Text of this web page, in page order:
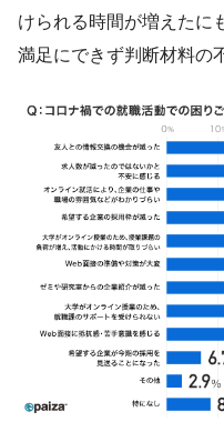
けられる時間が増えたに
満足にできず判断材料の